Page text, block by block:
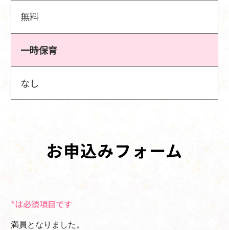
無料
一時保育
なし
お申込みフォーム
*は必須項目です
満員となりました。